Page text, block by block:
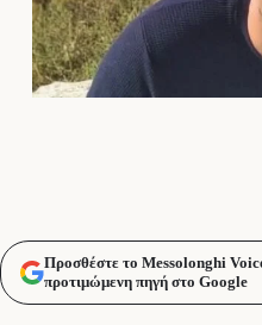
Προσθέστε το Messolonghi
προτιμώμενη πηγή στο Google